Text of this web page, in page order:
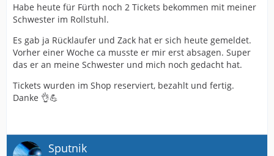
Habe heute für Fürth noch 2 Tickets bekommen mit meiner
Schwester im Rollstuhl.
Es gab ja Rücklaufer und Zack hat er sich heute gemeldet.
Vorher einer Woche ca musste er mir erst absagen. Super
das er an meine Schwester und mich noch gedacht hat.
Tickets wurden im Shop reserviert, bezahlt und fertig.
Danke 👌💪
Sputnik